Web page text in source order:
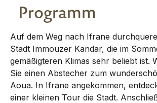
Programm
Auf dem Weg nach Ifrane
Stadt Immouzer Kandar, die im
gemäßigteren Klimas sehr beliebt ist.
Sie einen Abstecher zum
Aoua. In Ifrane angekommen,
einer kleinen Tour die Stadt.